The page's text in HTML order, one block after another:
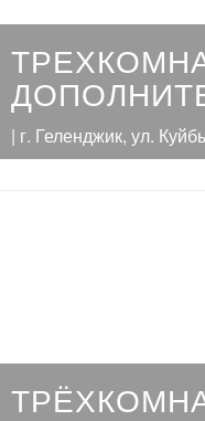
| г. Геленджик, ул.